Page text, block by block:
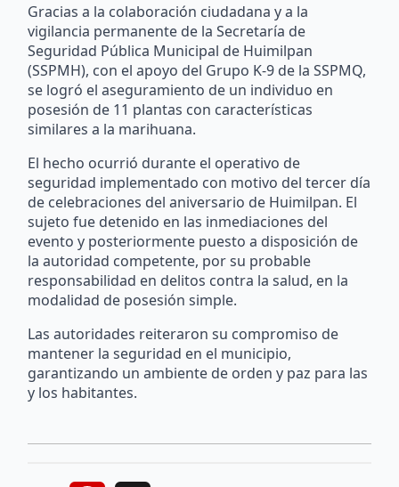
Gracias a la colaboración ciudadana y a la
vigilancia permanente de la Secretaría de
Seguridad Pública Municipal de Huimilpan
(SSPMH), con el apoyo del Grupo K-9 de la SSPMQ,
se logró el aseguramiento de un individuo en
posesión de 11 plantas con características
similares a la marihuana.
El hecho ocurrió durante el operativo de
seguridad implementado con motivo del tercer día
de celebraciones del aniversario de Huimilpan. El
sujeto fue detenido en las inmediaciones del
evento y posteriormente puesto a disposición de
la autoridad competente, por su probable
responsabilidad en delitos contra la salud, en la
modalidad de posesión simple.
Las autoridades reiteraron su compromiso de
mantener la seguridad en el municipio,
garantizando un ambiente de orden y paz para las
y los habitantes.